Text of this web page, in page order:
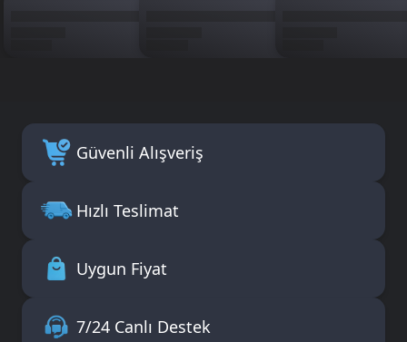
Güvenli Alışveriş
Hızlı Teslimat
Uygun Fiyat
7/24 Canlı Destek